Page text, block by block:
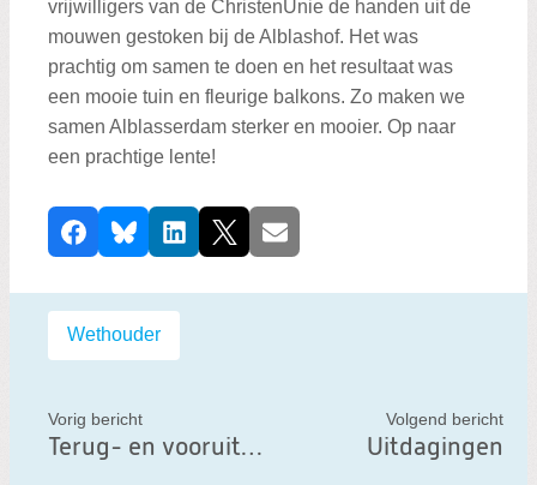
vrijwilligers van de ChristenUnie de handen uit de
mouwen gestoken bij de Alblashof. Het was
prachtig om samen te doen en het resultaat was
een mooie tuin en fleurige balkons. Zo maken we
samen Alblasserdam sterker en mooier. Op naar
een prachtige lente!
D
e
e
l
t
b
FacebookBlueskyLinkedIn
X E-mail
Labels:
Wethouder
Vorig bericht
Terug- en vooruitkijken
Volgend bericht
Uitdagingen